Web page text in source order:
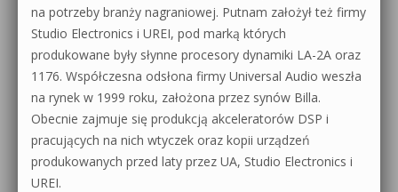
na potrzeby branży nagraniowej. Putnam założył też firmy
Studio Electronics i UREI, pod marką których
produkowane były słynne procesory dynamiki LA-2A oraz
1176. Współczesna odsłona firmy Universal Audio weszła
na rynek w 1999 roku, założona przez synów Billa.
Obecnie zajmuje się produkcją akceleratorów DSP i
pracujących na nich wtyczek oraz kopii urządzeń
produkowanych przed laty przez UA, Studio Electronics i
UREI.